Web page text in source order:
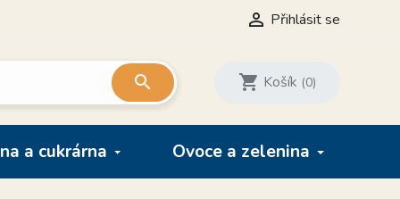
 Přihlásit se
 shopping_cart Košík (0)
a cukrárna Ovoce a zelenina